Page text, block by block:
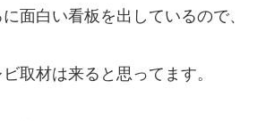
面白い看板を出しているので、
取材は来ると思ってます。